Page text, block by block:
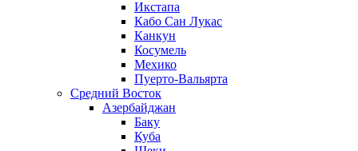
Икстапа
Кабо Сан Лукас
Канкун
Косумель
Мехико
Пуерто-Вальярта
Средний Восток
Азербайджан
Баку
Куба